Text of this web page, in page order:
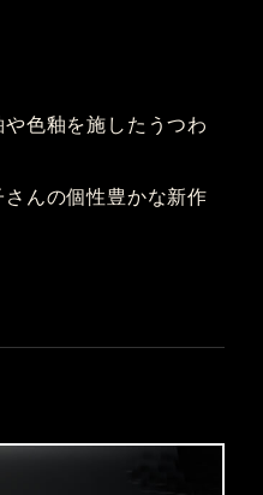
色釉を施したうつわ
んの個性豊かな新作